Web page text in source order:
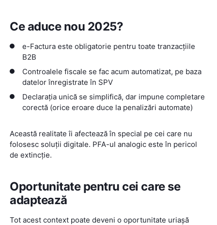
Ce aduce nou 2025?
e-Factura este obligatorie pentru toate tranzacțiile
B2B
Controalele fiscale se fac acum automatizat, pe baza
datelor înregistrate în SPV
Declarația unică se simplifică, dar impune completare
corectă (orice eroare duce la penalizări automate)
Această realitate îi afectează în special pe cei care nu
folosesc soluții digitale. PFA-ul analogic este în pericol
de extincție.
Oportunitate pentru cei care se
adaptează
Tot acest context poate deveni o oportunitate uriașă